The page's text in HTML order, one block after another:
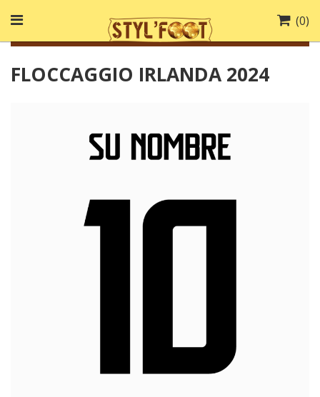
(0)
FLOCCAGGIO IRLANDA 2024